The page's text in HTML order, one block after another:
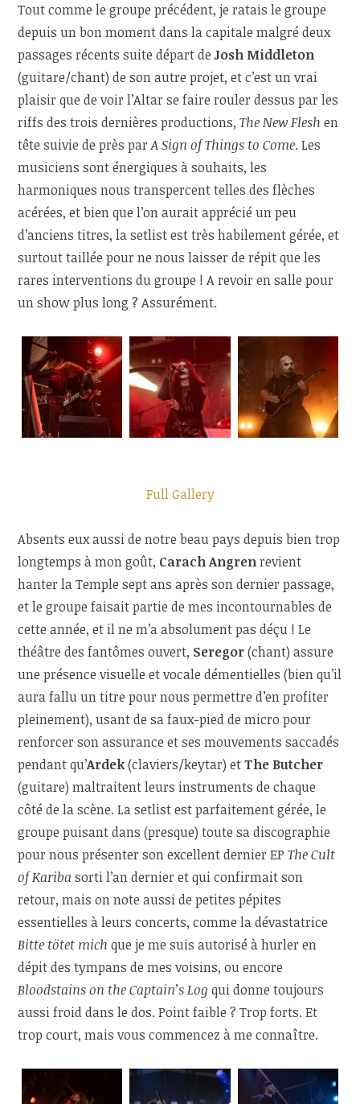
Tout comme le groupe précédent, je ratais le groupe
depuis un bon moment dans la capitale malgré deux
passages récents suite départ deJosh Middleton
(guitare/chant) de son autre projet, et c’est un vrai
plaisir que de voir l’Altar se faire rouler dessus par les
riffs des trois dernières productions,The New Flesh en
tête suivie de près parA Sign of Things to Come. Les
musiciens sont énergiques à souhaits, les
harmoniques nous transpercent telles des flèches
acérées, et bien que l’on aurait apprécié un peu
d’anciens titres, la setlist est très habilement gérée, et
surtout taillée pour ne nous laisser de répit que les
rares interventions du groupe ! A revoir en salle pour
un show plus long ? Assurément.
Full Gallery
Absents eux aussi de notre beau pays depuis bien trop
longtemps à mon goût, Carach Angrenrevient
hanter la Temple sept ans après son dernier passage,
et le groupe faisait partie de mes incontournables de
cette année, et il ne m’a absolument pas déçu ! Le
théâtre des fantômes ouvert, Seregor(chant) assure
une présence visuelle et vocale démentielles (bien qu’il
aura fallu un titre pour nous permettre d’en profiter
pleinement), usant de sa faux-pied de micro pour
renforcer son assurance et ses mouvements saccadés
pendant qu’Ardek(claviers/keytar) etThe Butcher
(guitare) maltraitent leurs instruments de chaque
côté de la scène. La setlist est parfaitement gérée, le
groupe puisant dans (presque) toute sa discographie
pour nous présenter son excellent dernier EPThe Cult
of Kariba sorti l’an dernier et qui confirmait son
retour, mais on note aussi de petites pépites
essentielles à leurs concerts, comme la dévastatrice
Bitte tötet mich que je me suis autorisé à hurler en
dépit des tympans de mes voisins, ou encore
Bloodstains on the Captain’s Log qui donne toujours
aussi froid dans le dos. Point faible ? Trop forts. Et
trop court, mais vous commencez à me connaître.